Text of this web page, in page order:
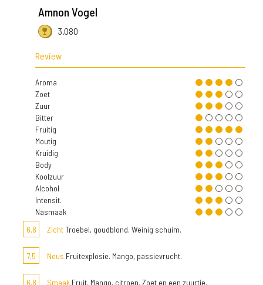
Amnon Vogel
3.080
Review
Aroma
Zoet
Zuur
Bitter
Fruitig
Moutig
Kruidig
Body
Koolzuur
Alcohol
Intensit.
Nasmaak
6,8
ZichtTroebel, goudblond. Weinig schuim.
7,5 Neus Fruitexplosie. Mango, passievrucht.
6,8 Smaak Fruit. Mango, citroen. Zoet en een zuurtje.